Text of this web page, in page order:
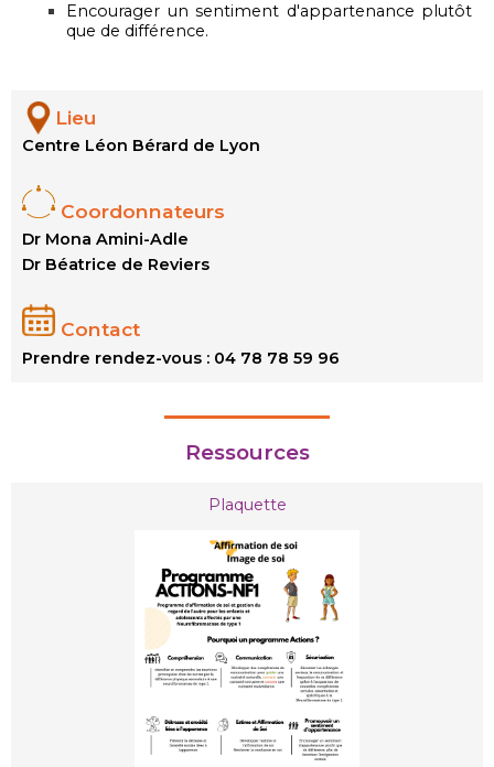
Encourager un sentiment d'appartenance plutôt
que de différence.
Lieu
Centre Léon Bérard de Lyon
Coordonnateurs
Dr Mona Amini-Adle
Dr Béatrice de Reviers
Contact
Prendre rendez-vous : 04 78 78 59 96
Ressources
Plaquette